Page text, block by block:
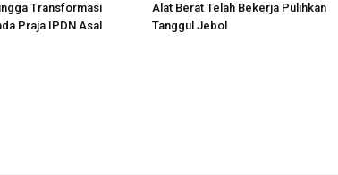
Transformasi
Praja IPDN Asal
Alat Berat Telah Bekerja Pulihkan
Tanggul Jebol